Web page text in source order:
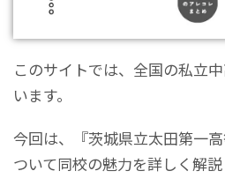
このサイトでは、全国の私立
います。
今回は、『茨城県立太田第一
ついて同校の魅力を詳しく解説